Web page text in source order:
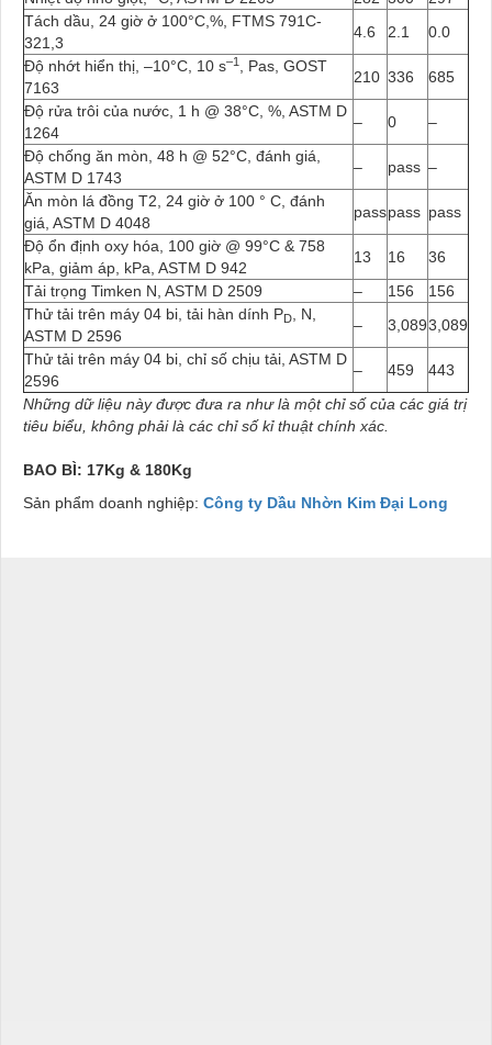
Tách dầu, 24 giờ ở 100°C,%, FTMS 791C-
321,3
4.6 2.1
0.0
Độ nhớt hiển thị, –10°C, 10 s–1 , Pas, GOST
7163
210 336
685
Độ rửa trôi của nước, 1 h @ 38°C, %, ASTM D
1264
– 0
–
Độ chống ăn mòn, 48 h @ 52°C, đánh giá,
ASTM D 1743
– pass –
Ăn mòn lá đồng T2, 24 giờ ở 100 ° C, đánh
giá, ASTM D 4048
passpass pass
Độ ổn định oxy hóa, 100 giờ @ 99°C & 758
kPa, giảm áp, kPa, ASTM D 942
13 16
36
Tải trọng Timken N, ASTM D 2509
– 156
156
Thử tải trên máy 04 bi, tải hàn dính PD, N,
ASTM D 2596
– 3,0893,089
Thử tải trên máy 04 bi, chỉ số chịu tải, ASTM D
2596
– 459
443
Những dữ liệu này được đưa ra như là một chỉ số của các giá trị
tiêu biểu, không phải là các chỉ số kỉ thuật chính xác.
BAO BÌ: 17Kg & 180Kg
Sản phẩm doanh nghiệp: Công ty Dầu Nhờn Kim Đại Long